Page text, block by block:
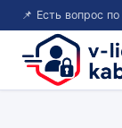
📌 Есть вопрос